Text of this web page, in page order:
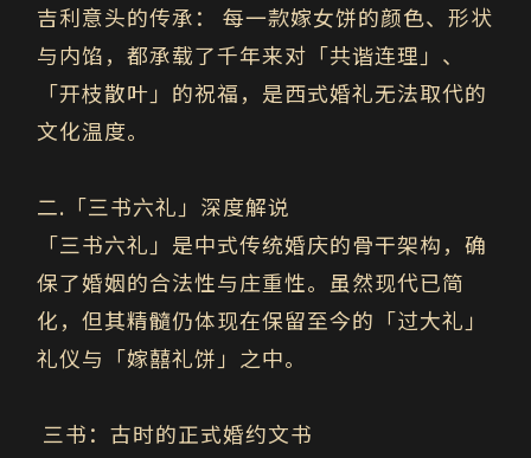
吉利意头的传承：
每一款嫁女饼的颜色、形状
与内馅，都承载了千年来对「共谐连理」、
「开枝散叶」的祝福，是西式婚礼无法取代的
文化温度。
二. 「三书六礼」 深度解说
「三书六礼」是中式传统婚庆的骨干架构，确
保了婚姻的合法性与庄重性。虽然现代已简
化，但其精髓仍体现在保留至今的「过大礼」
礼仪与「嫁囍礼饼」之中。
三书：古时的正式婚约文书